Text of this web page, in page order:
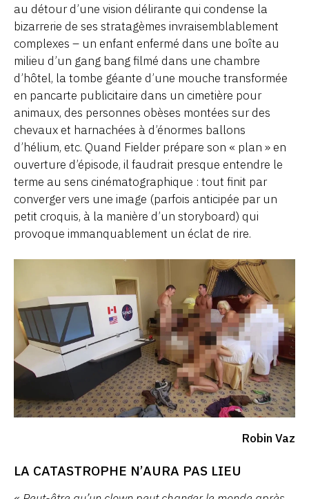
au détour d’une vision délirante qui condense la
bizarrerie de ses stratagèmes invraisemblablement
complexes – un enfant enfermé dans une boîte au
milieu d’un gang bang filmé dans une chambre
d’hôtel, la tombe géante d’une mouche transformée
en pancarte publicitaire dans un cimetière pour
animaux, des personnes obèses montées sur des
chevaux et harnachées à d’énormes ballons
d’hélium, etc. Quand Fielder prépare son « plan » en
ouverture d’épisode, il faudrait presque entendre le
terme au sens cinématographique : tout finit par
converger vers une image (parfois anticipée par un
petit croquis, à la manière d’un storyboard) qui
provoque immanquablement un éclat de rire.
Robin Vaz
LA CATASTROPHE N’AURA PAS LIEU